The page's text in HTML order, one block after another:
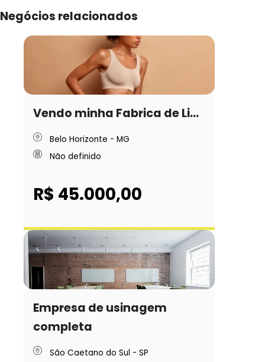
Negócios relacionados
Vendo minha Fabrica de Li...
Belo Horizonte - MG
Não definido
R$ 45.000,00
Empresa de usinagem
completa
São Caetano do Sul - SP